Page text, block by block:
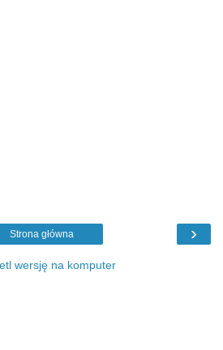
›
Strona główna
wersję na komputer